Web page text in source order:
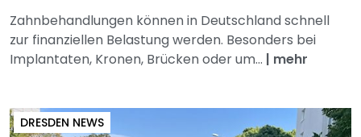
Zahnbehandlungen können in Deutschland schnell
zur finanziellen Belastung werden. Besonders bei
Implantaten, Kronen, Brücken oder um... | mehr
DRESDEN NEWS